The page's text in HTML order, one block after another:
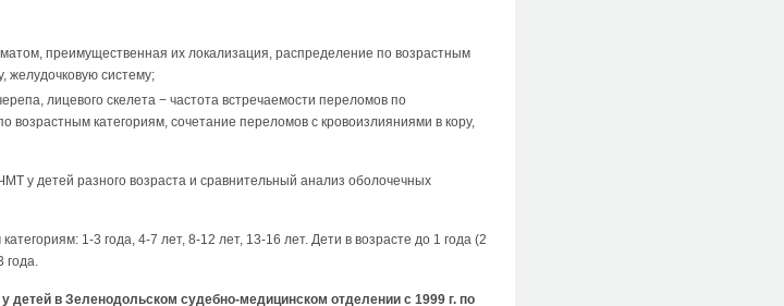
преимущественная их локализация, распределение по возрастным
желудочковую систему;
лицевого скелета − частота встречаемости переломов по
возрастным категориям, сочетание переломов с кровоизлияниями в кору,
у детей разного возраста и сравнительный анализ оболочечных
1-3 года, 4-7 лет, 8-12 лет, 13-16 лет. Дети в возрасте до 1 года (2
года.
детей в Зеленодольском судебно-медицинском отделении с 1999 г. по